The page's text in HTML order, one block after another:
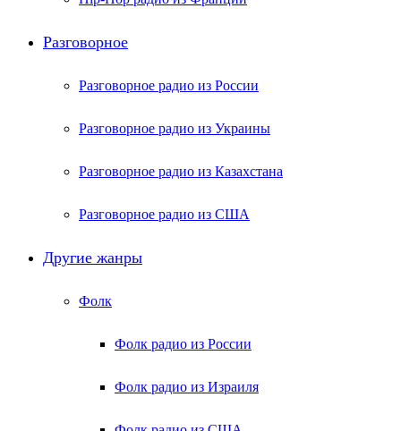
Разговорное
Разговорное радио из России
Разговорное радио из Украины
Разговорное радио из Казахстана
Разговорное радио из США
Другие жанры
Фолк
Фолк радио из России
Фолк радио из Израиля